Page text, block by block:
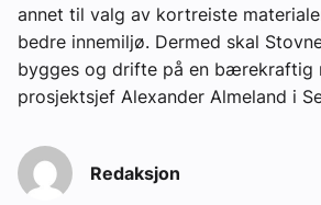
annet til valg av kortreiste
bedre innemiljø. Dermed skal
bygges og drifte på en bærekraftig
prosjektsjef Alexander Almeland i
Redaksjon